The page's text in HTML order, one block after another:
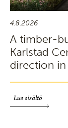
4.8.2026
A timber-
Karlstad
direction
Lue sisältö